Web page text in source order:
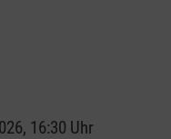
16:30 Uhr